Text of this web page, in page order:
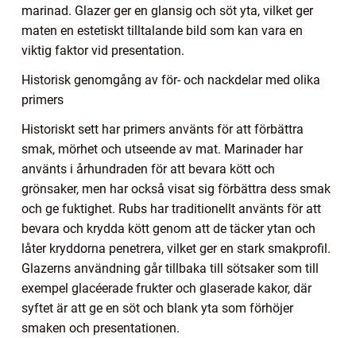
marinad. Glazer ger en glansig och söt yta, vilket ger
maten en estetiskt tilltalande bild som kan vara en
viktig faktor vid presentation.
Historisk genomgång av för- och nackdelar med olika
primers
Historiskt sett har primers använts för att förbättra
smak, mörhet och utseende av mat. Marinader har
använts i århundraden för att bevara kött och
grönsaker, men har också visat sig förbättra dess smak
och ge fuktighet. Rubs har traditionellt använts för att
bevara och krydda kött genom att de täcker ytan och
låter kryddorna penetrera, vilket ger en stark smakprofil.
Glazerns användning går tillbaka till sötsaker som till
exempel glacéerade frukter och glaserade kakor, där
syftet är att ge en söt och blank yta som förhöjer
smaken och presentationen.